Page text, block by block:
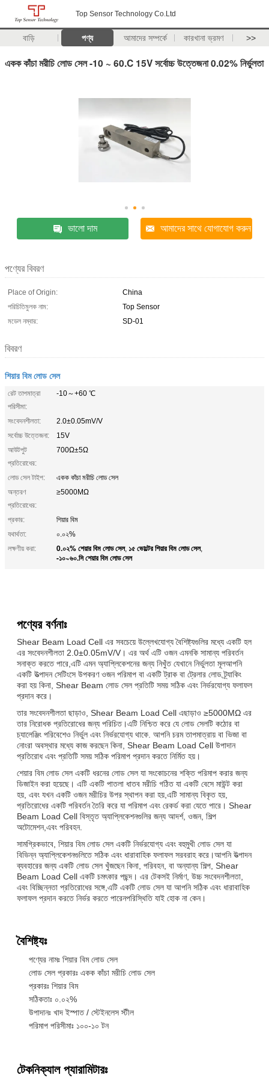
Top Sensor Technology Co.Ltd
বাড়ি পণ্য আমাদের সম্পর্কে কারখানা ভ্রমণ >>
একক কাঁচা মরীচি লোড সেল -10 ~ 60.C 15V সর্বোচ্চ উত্তেজনা 0.02% নির্ভুলতা
ভালো দাম আমাদের সাথে যোগাযোগ করুন
পণ্যের বিবরণ
Place of Origin:
China
পরিচিতিমুলক নাম:
Top Sensor
মডেল নম্বার:
SD-01
বিবরণ
শিয়ার বিম লোড সেল
রেট তাপমাত্রা
পরিসীমা:
-10～+60 ℃
সংবেদনশীলতা:
2.0±0.05mV/V
সর্বোচ্চ উত্তেজনা:
15V
আউটপুট
প্রতিরোধের:
700Ω±5Ω
লোড সেল টাইপ:
একক কাঁচা মরীচি লোড সেল
অন্তরণ
প্রতিরোধের:
≥5000MΩ
প্রকার:
শিয়ার বিম
যথার্থতা:
০.০২%
লক্ষণীয় করা:
0.০২% শেয়ার বিম লোড সেল, ১৫ ভোল্টের শিয়ার বিম লোড সেল,
-১০~৬০.সি শেয়ার বিম লোড সেল
পণ্যের বর্ণনাঃ
Shear Beam Load Cell এর সবচেয়ে উল্লেখযোগ্য বৈশিষ্ট্যগুলির মধ্যে একটি হল
এর সংবেদনশীলতা 2.0±0.05mV/V। এর অর্থ এটি ওজন এমনকি সামান্য পরিবর্তন
সনাক্ত করতে পারে,এটি এমন অ্যাপ্লিকেশনের জন্য নিখুঁত যেখানে নির্ভুলতা মূলআপনি
একটি উত্পাদন সেটিংসে উপকরণ ওজন পরিমাপ বা একটি ট্রাক বা ট্রেলার লোড ট্র্যাকিং
করা হয় কিনা, Shear Beam লোড সেল প্রতিটি সময় সঠিক এবং নির্ভরযোগ্য ফলাফল
প্রদান করে।
তার সংবেদনশীলতা ছাড়াও, Shear Beam Load Cell এছাড়াও ≥5000MΩ এর
তার নিরোধক প্রতিরোধের জন্য পরিচিত।এটি নিশ্চিত করে যে লোড সেলটি কঠোর বা
চ্যালেঞ্জিং পরিবেশেও নির্ভুল এবং নির্ভরযোগ্য থাকে. আপনি চরম তাপমাত্রায় বা ভিজা বা
নোংরা অবস্থার মধ্যে কাজ করছেন কিনা, Shear Beam Load Cell উপাদান
প্রতিরোধ এবং প্রতিটি সময় সঠিক পরিমাপ প্রদান করতে নির্মিত হয়।
শেয়ার বিম লোড সেল একটি ধরনের লোড সেল যা সংকোচনের শক্তি পরিমাপ করার জন্য
ডিজাইন করা হয়েছে। এটি একটি পাতলা ধাতব মরীচি গঠিত যা একটি বেসে মাউন্ট করা
হয়, এবং যখন একটি ওজন মরীচির উপর স্থাপন করা হয়,এটি সামান্য বিকৃত হয়,
প্রতিরোধের একটি পরিবর্তন তৈরি করে যা পরিমাপ এবং রেকর্ড করা যেতে পারে। Shear
Beam Load Cell বিস্তৃত অ্যাপ্লিকেশনগুলির জন্য আদর্শ, ওজন, শিল্প
অটোমেশন,এবং পরিবহন.
সামগ্রিকভাবে, শিয়ার বিম লোড সেল একটি নির্ভরযোগ্য এবং বহুমুখী লোড সেল যা
বিভিন্ন অ্যাপ্লিকেশনগুলিতে সঠিক এবং ধারাবাহিক ফলাফল সরবরাহ করে।আপনি উত্পাদন
ব্যবহারের জন্য একটি লোড সেল খুঁজছেন কিনা, পরিবহন, বা অন্যান্য শিল্প, Shear
Beam Load Cell একটি চমৎকার পছন্দ। এর টেকসই নির্মাণ, উচ্চ সংবেদনশীলতা,
এবং বিচ্ছিন্নতা প্রতিরোধের সঙ্গে,এটি একটি লোড সেল যা আপনি সঠিক এবং ধারাবাহিক
ফলাফল প্রদান করতে নির্ভর করতে পারেনপরিস্থিতি যাই হোক না কেন।
বৈশিষ্ট্যঃ
পণ্যের নামঃ শিয়ার বিম লোড সেল
লোড সেল প্রকারঃ একক কাঁচা মরীচি লোড সেল
প্রকারঃ শিয়ার বিম
সঠিকতাঃ ০.০২%
উপাদানঃ খাদ ইস্পাত / স্টেইনলেস স্টীল
পরিমাপ পরিসীমাঃ ১০০-১০ টন
টেকনিক্যাল প্যারামিটারঃ